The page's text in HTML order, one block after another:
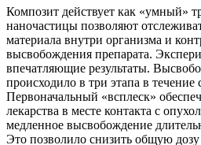
Композит действует как «умный»
наночастицы позволяют
материала внутри организма и
высвобождения препарата.
впечатляющие результаты.
происходило в три этапа в течение
Первоначальный «всплеск»
лекарства в месте контакта с
медленное высвобождение
Это позволило снизить общую